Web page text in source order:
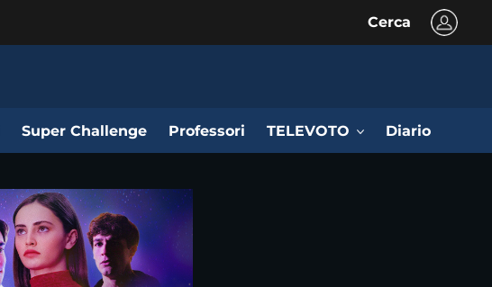
Cerca
Super Challenge Professori TELEVOTO Diario